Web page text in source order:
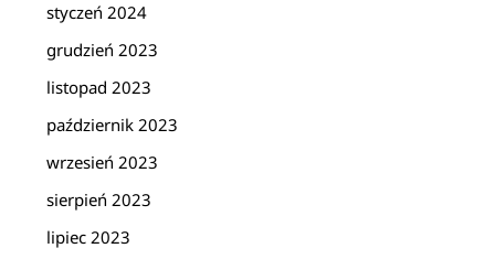
styczeń 2024
grudzień 2023
listopad 2023
październik 2023
wrzesień 2023
sierpień 2023
lipiec 2023